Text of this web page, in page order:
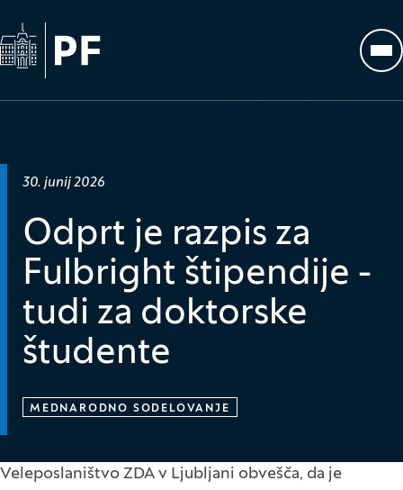
Na začetno stran
Datum objave:
30. junij 2026
Odprt je razpis za
Fulbright štipendije -
tudi za doktorske
študente
MEDNARODNO SODELOVANJE
Veleposlaništvo ZDA v Ljubljani obvešča, da je